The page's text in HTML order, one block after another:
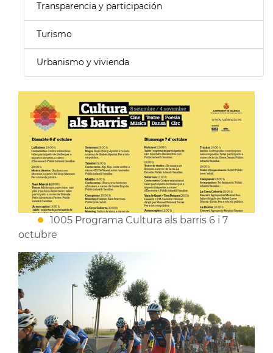
Transparencia y participación
Turismo
Urbanismo y vivienda
1005 Programa Cultura als barris 6 i 7
octubre